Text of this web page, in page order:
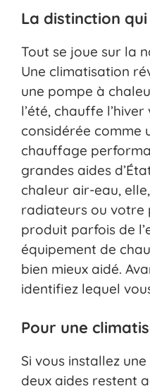
La distinction
Tout se joue sur la
Une climatisation
une pompe à
l’été, chauffe l’hiver
considérée comme
chauffage
grandes aides
chaleur air-eau,
radiateurs ou
produit parfois de
équipement de
bien mieux aidé.
identifiez lequel
Pour une
Si vous installez
deux aides restent